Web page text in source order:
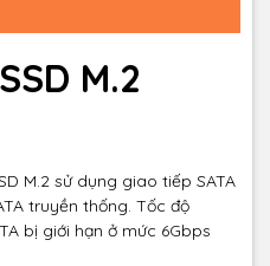
M.2
M.2 sử dụng giao tiếp SATA
truyền thống. Tốc độ
bị giới hạn ở mức 6Gbps